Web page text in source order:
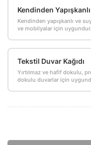
Kendinden Yapışkanlı
Kendinden yapışkanlı ve
ve mobilyalar için uygundur.
Tekstil Duvar Kağıdı
Yırtılmaz ve hafif dokulu,
dokulu duvarlar için